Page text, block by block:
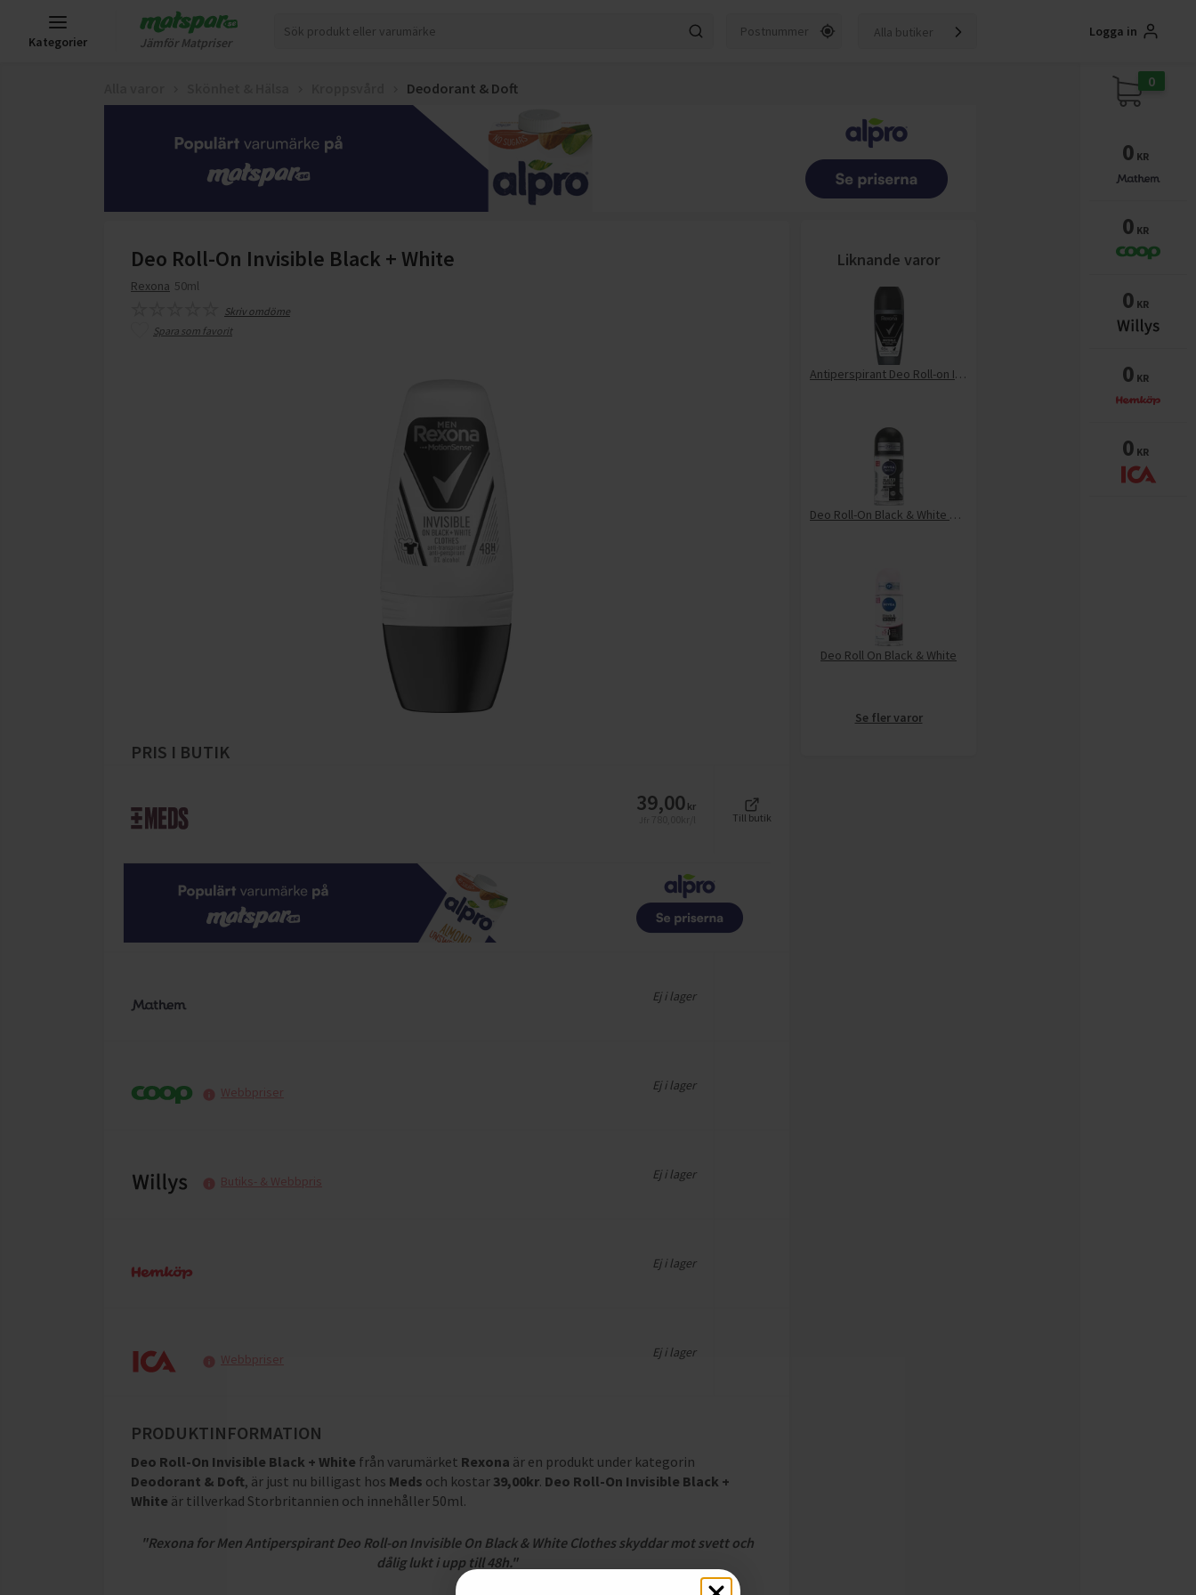
Kategorier Jämför Matpriser
Alla butiker Logga in
Deodorant & Doft
Deo Roll-On Invisible Black + White
Rexona 50ml
Skriv omdöme
Spara som favorit
Liknande varor
Antiperspirant Deo Roll-on Invisible Black White
Deo Roll-On Black & White Original
Deo Roll On Black & White
Se fler varor
PRIS I BUTIK
39,00 kr
Till butik
Ej i lager
Webbpriser Ej i lager
Butiks- & Webbpris Ej i lager
Ej i lager
Webbpriser Ej i lager
PRODUKTINFORMATION
Deo Roll-On Invisible Black + White från varumärket Rexona är en produkt under kategorin
Deodorant & Doft, är just nu billigast hos Meds och kostar 39,00kr. Deo Roll-On Invisible Black +
White är tillverkad Storbritannien och innehåller 50ml.
"Rexona for Men Antiperspirant Deo Roll-on Invisible On Black & White Clothes skyddar mot svett och
dålig lukt i upp till 48h."
0
0 KR
0 KR
0 KR
0 KR
0 KR